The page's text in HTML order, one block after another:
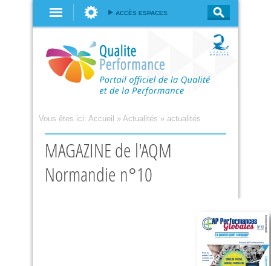
ACCÈS ESPACES
Vous êtes ici: Accueil » Actualités » actualités
MAGAZINE de l'AQM
Normandie n°10